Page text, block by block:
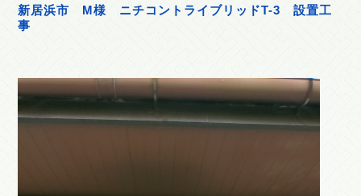
新居浜市 M様 ニチコントライブリッドT-3 設置工
事